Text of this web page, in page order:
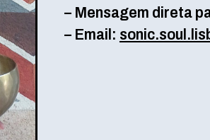
– Mensagem direta
– Email: